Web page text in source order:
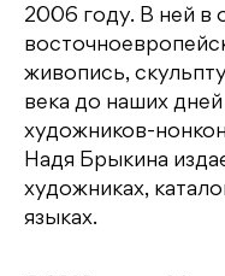
2006 году. В ней в
живопись,
века до наших
художников-
Надя Брыкина
художниках,
языках.